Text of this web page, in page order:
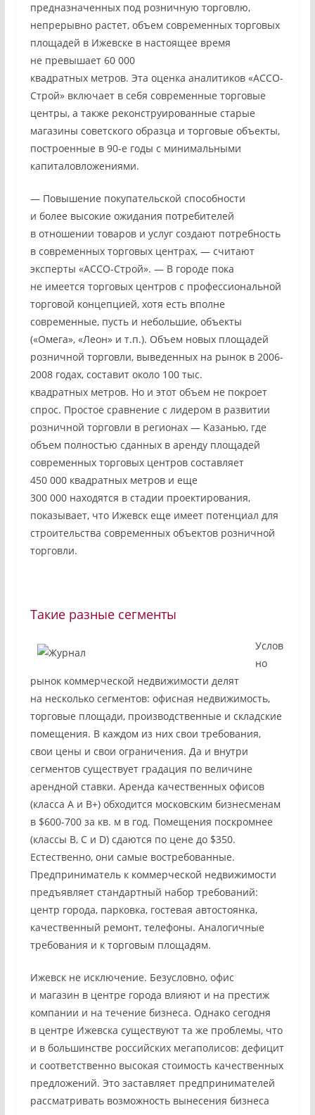
предназначенных под розничную торговлю,
непрерывно растет, объем современных торговых
площадей в Ижевске в настоящее время
не превышает 60 000
квадратных метров. Эта оценка аналитиков «АССО-
Строй» включает в себя современные торговые
центры, а также реконструированные старые
магазины советского образца и торговые объекты,
построенные в 90-е годы с минимальными
капиталовложениями.
— Повышение покупательской способности
и более высокие ожидания потребителей
в отношении товаров и услуг создают потребность
в современных торговых центрах, — считают
эксперты «АССО-Строй». — В городе пока
не имеется торговых центров с профессиональной
торговой концепцией, хотя есть вполне
современные, пусть и небольшие, объекты
(«Омега», «Леон» и т.п.). Объем новых площадей
розничной торговли, выведенных на рынок в 2006-
2008 годах, составит около 100 тыс.
квадратных метров. Но и этот объем не покроет
спрос. Простое сравнение с лидером в развитии
розничной торговли в регионах — Казанью, где
объем полностью сданных в аренду площадей
современных торговых центров составляет
450 000 квадратных метров и еще
300 000 находятся в стадии проектирования,
показывает, что Ижевск еще имеет потенциал для
строительства современных объектов розничной
торговли.
Такие разные сегменты
Услов
но
рынок коммерческой недвижимости делят
на несколько сегментов: офисная недвижимость,
торговые площади, производственные и складские
помещения. В каждом из них свои требования,
свои цены и свои ограничения. Да и внутри
сегментов существует градация по величине
арендной ставки. Аренда качественных офисов
(класса А и В+) обходится московским бизнесменам
в $600-700 за кв. м в год. Помещения поскромнее
(классы В, С и D) сдаются по цене до $350.
Естественно, они самые востребованные.
Предприниматель к коммерческой недвижимости
предъявляет стандартный набор требований:
центр города, парковка, гостевая автостоянка,
качественный ремонт, телефоны. Аналогичные
требования и к торговым площадям.
Ижевск не исключение. Безусловно, офис
и магазин в центре города влияют и на престиж
компании и на течение бизнеса. Однако сегодня
в центре Ижевска существуют та же проблемы, что
и в большинстве российских мегаполисов: дефицит
и соответственно высокая стоимость качественных
предложений. Это заставляет предпринимателей
рассматривать возможность вынесения бизнеса